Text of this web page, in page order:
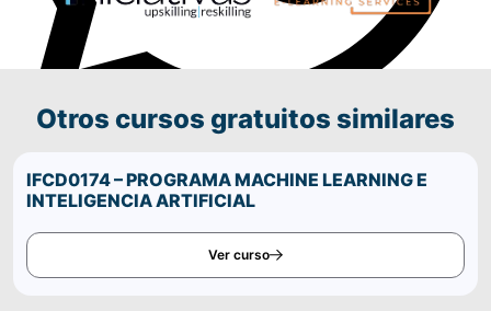
Otros cursos gratuitos similares
IFCD0174 – PROGRAMA MACHINE LEARNING E
INTELIGENCIA ARTIFICIAL
Ver curso